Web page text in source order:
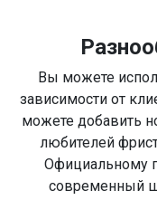
Вы можете
зависимости от
можете добавить
любителей
Официальному
современный